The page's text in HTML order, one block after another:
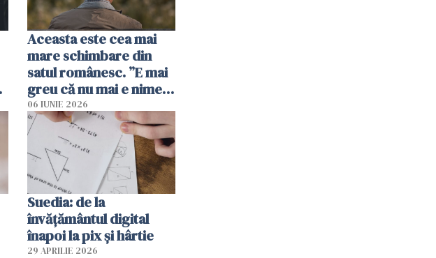
Aceasta este cea mai
mare schimbare din
satul românesc. ”E mai
greu că nu mai e nimeni
pe-aici, prin jur”
06 IUNIE 2026
Suedia: de la
învățământul digital
înapoi la pix și hârtie
29 APRILIE 2026